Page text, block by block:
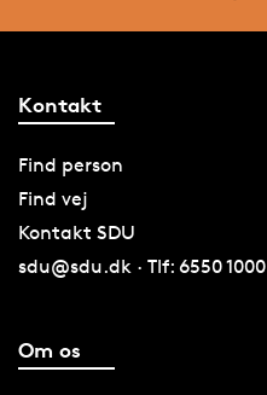
Kontakt
Find person
Find vej
Kontakt SDU
sdu@sdu.dk · Tlf: 6550 1000
Om os